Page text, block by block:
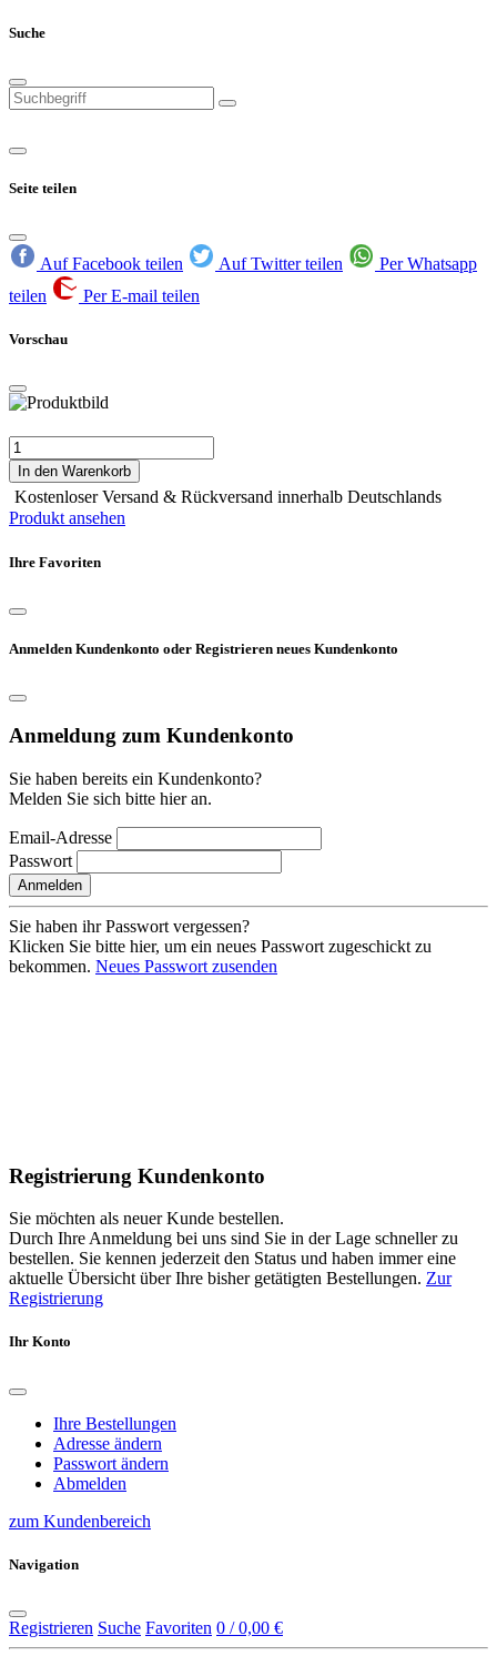
Suche
Seite teilen
Auf Facebook teilen Auf Twitter teilen
Per Whatsapp
teilen
Per E-mail teilen
Vorschau
In den Warenkorb
Kostenloser Versand & Rückversand innerhalb Deutschlands
Produkt ansehen
Ihre Favoriten
Anmelden Kundenkonto oder Registrieren neues Kundenkonto
Anmeldung zum Kundenkonto
Sie haben bereits ein Kundenkonto?
Melden Sie sich bitte hier an.
Email-Adresse
Passwort
Anmelden
Sie haben ihr Passwort vergessen?
Klicken Sie bitte hier, um ein neues Passwort zugeschickt zu
bekommen. Neues Passwort zusenden
Registrierung Kundenkonto
Sie möchten als neuer Kunde bestellen.
Durch Ihre Anmeldung bei uns sind Sie in der Lage schneller zu
bestellen. Sie kennen jederzeit den Status und haben immer eine
aktuelle Übersicht über Ihre bisher getätigten Bestellungen. Zur
Registrierung
Ihr Konto
Ihre Bestellungen
Adresse ändern
Passwort ändern
Abmelden
zum Kundenbereich
Navigation
Registrieren Suche Favoriten 0 / 0,00 €